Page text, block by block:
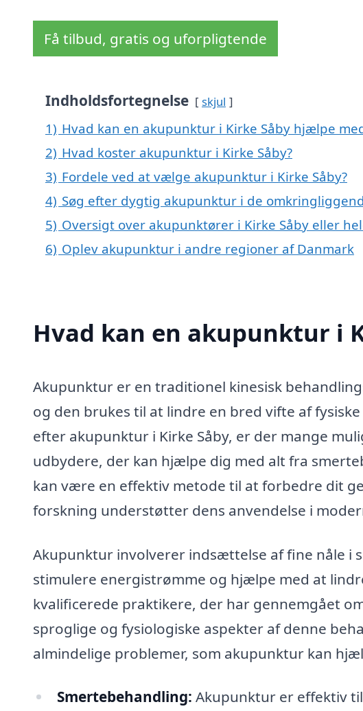
Få tilbud, gratis og uforpligtende
Indholdsfortegnelse skjul
1) Hvad kan en akupunktur i Kirke Såby hjælpe
2) Hvad koster akupunktur i Kirke Såby?
3) Fordele ved at vælge akupunktur i Kirke Såby?
4) Søg efter dygtig akupunktur i de
5) Oversigt over akupunktører i Kirke Såby eller
6) Oplev akupunktur i andre regioner af Danmark
Hvad kan en akupunktur i
Akupunktur er en traditionel kinesisk
og den brukes til at lindre en bred vifte af
efter akupunktur i Kirke Såby, er der mange
udbydere, der kan hjælpe dig med alt fra
kan være en effektiv metode til at forbedre dit
forskning understøtter dens anvendelse i
Akupunktur involverer indsættelse af fine nåle i
stimulere energistrømme og hjælpe med at
kvalificerede praktikere, der har gennemgået
sproglige og fysiologiske aspekter af denne
almindelige problemer, som akupunktur kan
Smertebehandling: Akupunktur er effektiv